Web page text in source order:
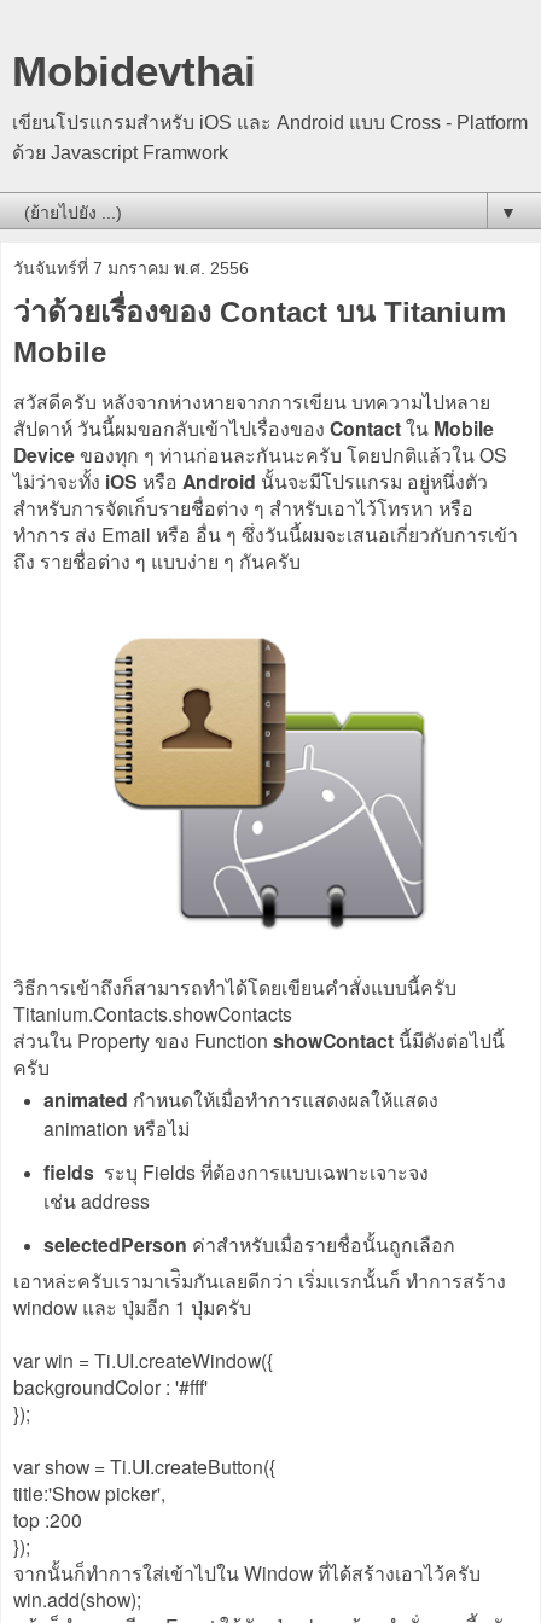
Mobidevthai
เขียนโปรแกรมสำหรับ iOS และ Android แบบ Cross - Platform
ด้วย Javascript Framwork
▼
วันจันทร์ที่ 7 มกราคม พ.ศ. 2556
ว่าด้วยเรื่องของ Contact บน Titanium
Mobile
สวัสดีครับ หลังจากห่างหายจากการเขียน บทความไปหลาย
สัปดาห์ วันนี้ผมขอกลับเข้าไปเรื่องของ Contactใน Mobile
Deviceของทุก ๆ ท่านก่อนละกันนะครับ โดยปกติแล้วใน OS
ไม่ว่าจะทั้ง iOS หรือ Android นั้นจะมีโปรแกรม อยู่หนึ่งตัว
สำหรับการจัดเก็บรายชื่อต่าง ๆ สำหรับเอาไว้โทรหา หรือ
ทำการ ส่ง Email หรือ อื่น ๆ ซึ่งวันนี้ผมจะเสนอเกี่ยวกับการเข้า
ถึง รายชื่อต่าง ๆ แบบง่าย ๆ กันครับ
วิธีการเข้าถึงก็สามารถทำได้โดยเขียนคำสั่งแบบนี้ครับ
Titanium.Contacts.showContacts
ส่วนใน Property ของ Function showContact นี้มีดังต่อไปนี้
ครับ
animated กำหนดให้เมื่อทำการแสดงผลให้แสดง
animation หรือไม่
fields ระบุ Fields ที่ต้องการแบบเฉพาะเจาะจง
เช่น address
selectedPerson ค่าสำหรับเมื่อรายชื่อนั้นถูกเลือก
เอาหล่ะครับเรามาเร่ิมกันเลยดีกว่า เริ่มแรกนั้นก็ ทำการสร้าง
window และ ปุ่มอีก 1 ปุ่มครับ
var win = Ti.UI.createWindow({
backgroundColor : '#fff'
});
var show = Ti.UI.createButton({
title:'Show picker',
top :200
});
จากนั้นก็ทำการใส่เข้าไปใน Window ที่ได้สร้างเอาไว้ครับ
win.add(show);